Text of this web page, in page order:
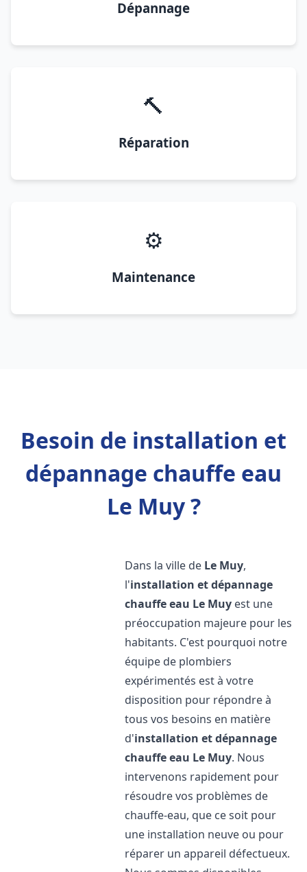
Dépannage
🔨
Réparation
⚙️
Maintenance
Besoin de installation et
dépannage chauffe eau
Le Muy ?
Dans la ville de Le Muy,
l'installation et dépannage
chauffe eau Le Muy est une
préoccupation majeure pour les
habitants. C'est pourquoi notre
équipe de plombiers
expérimentés est à votre
disposition pour répondre à
tous vos besoins en matière
d'installation et dépannage
chauffe eau Le Muy. Nous
intervenons rapidement pour
résoudre vos problèmes de
chauffe-eau, que ce soit pour
une installation neuve ou pour
réparer un appareil défectueux.